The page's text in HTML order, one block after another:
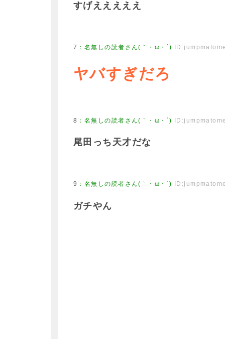
すげえええええ
7 ： 名無しの読者さん(｀・ω・´)
ヤバすぎだろ
8 ： 名無しの読者さん(｀・ω・´)
尾田っち天才だな
9 ： 名無しの読者さん(｀・ω・´)
ガチやん